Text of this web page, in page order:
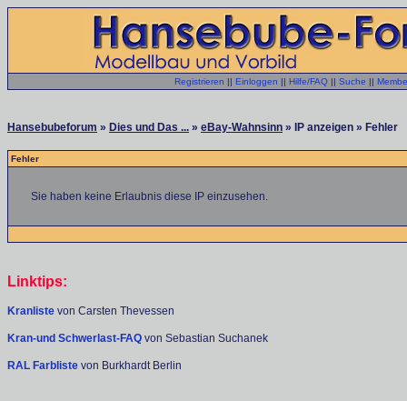
Registrieren || Einloggen || Hilfe/FAQ || Suche ||
Hansebubeforum » Dies und Das ... » eBay-Wahnsinn » IP anzeigen » Fehler
Fehler
Sie haben keine Erlaubnis diese IP einzusehen.
Linktips:
Kranliste von Carsten Thevessen
Kran-und Schwerlast-FAQ von Sebastian Suchanek
RAL Farbliste von Burkhardt Berlin